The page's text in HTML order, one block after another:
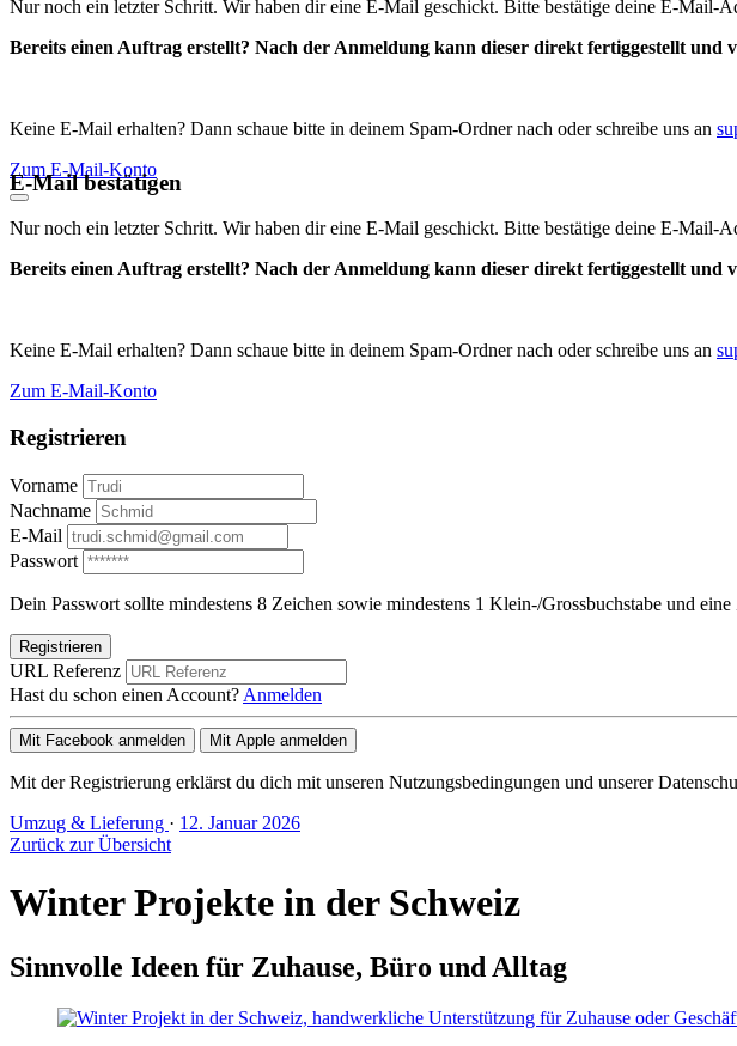
Nur noch ein letzter Schritt. Wir haben dir eine E-Mail geschickt. Bitte bestätige deine E-Mail-
Bereits einen Auftrag erstellt? Nach der Anmeldung kann dieser direkt fertiggestellt und
Keine E-Mail erhalten? Dann schaue bitte in deinem Spam-Ordner nach oder schreibe uns an
Zum E-Mail-Konto
E-Mail bestätigen
Nur noch ein letzter Schritt. Wir haben dir eine E-Mail geschickt. Bitte bestätige deine E-Mail-
Bereits einen Auftrag erstellt? Nach der Anmeldung kann dieser direkt fertiggestellt und
Keine E-Mail erhalten? Dann schaue bitte in deinem Spam-Ordner nach oder schreibe uns an
Zum E-Mail-Konto
Registrieren
Vorname
Nachname
E-Mail
Passwort
Dein Passwort sollte mindestens 8 Zeichen sowie mindestens 1 Klein-/Grossbuchstabe und
Registrieren
URL Referenz
Hast du schon einen Account? Anmelden
Mit Facebook anmelden Mit Apple anmelden
Mit der Registrierung erklärst du dich mit unseren Nutzungsbedingungen und unserer
Umzug & Lieferung · 12. Januar 2026
Zurück zur Übersicht
Winter Projekte in der Schweiz
Sinnvolle Ideen für Zuhause, Büro und Alltag